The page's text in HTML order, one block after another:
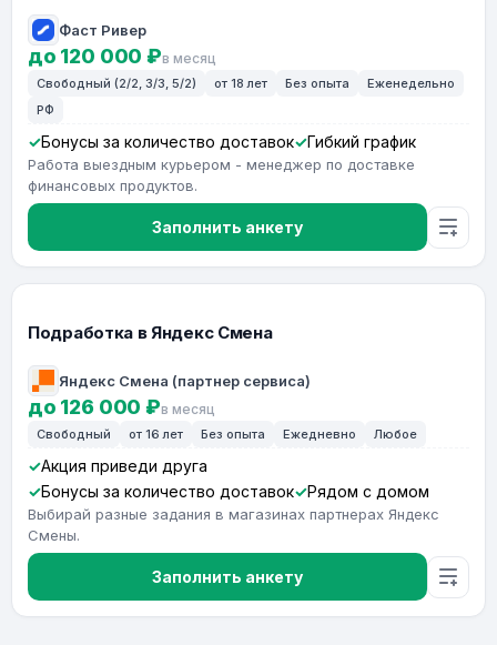
Фаст Ривер
до 120 000 ₽в месяц
Свободный (2/2, 3/3, 5/2) от 18 лет Без опыта
Еженедельно
РФ
Бонусы за количество доставок Гибкий график
Работа выездным курьером - менеджер по доставке
финансовых продуктов.
Заполнить анкету
Подработка в Яндекс Смена
Яндекс Смена (партнер сервиса)
до 126 000 ₽в месяц
Свободный от 16 лет Без опыта Ежедневно Любое
Акция приведи друга
Бонусы за количество доставок
Рядом с домом
Выбирай разные задания в магазинах партнерах Яндекс
Смены.
Заполнить анкету